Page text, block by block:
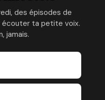
des épisodes de
ta petite voix.
jamais.